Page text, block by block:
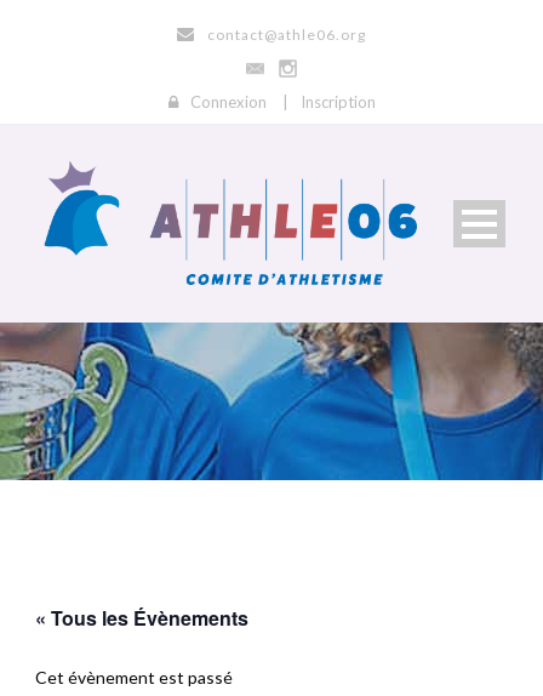
contact@athle06.org
Connexion Inscription
« Tous les Évènements
Cet évènement est passé